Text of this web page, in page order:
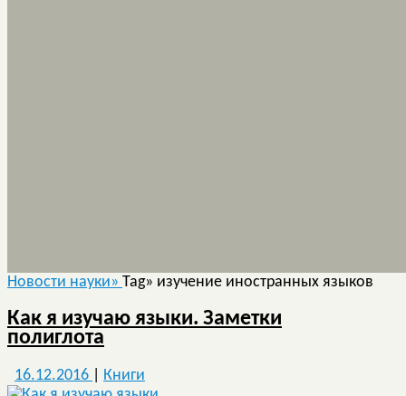
Новости науки» Tag» изучение иностранных языков
Как я изучаю языки. Заметки
полиглота
16.12.2016 Книги